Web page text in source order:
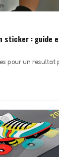
sticker : guide
pour un resultat